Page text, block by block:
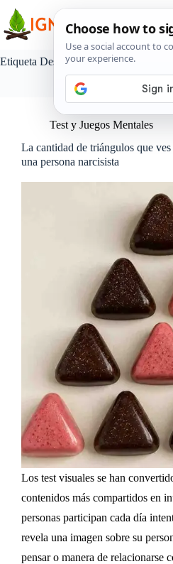
contenido
Etiqueta Desafío visual
Test y Juegos Mentales
La cantidad de triángulos que
una persona narcisista
Los test visuales se han
contenidos más compartidos en
personas participan cada día
revela una imagen sobre su
pensar o manera de relacionarse